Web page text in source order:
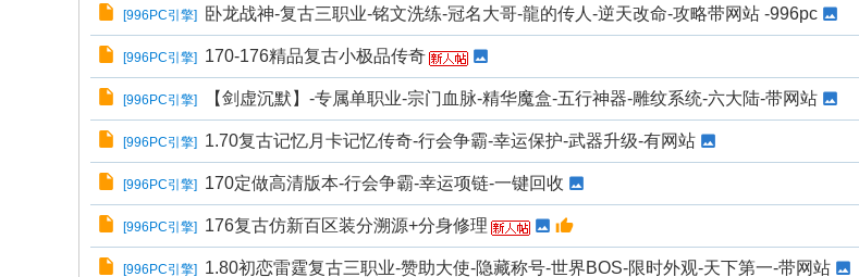
[996PC引擎] 卧龙战神-复古三职业-铭文洗练-冠名大哥-龍的传人-逆天改命-攻略带网站 -996pc
[996PC引擎] 170-176精品复古小极品传奇
[996PC引擎] 【剑虚沉默】-专属单职业-宗门血脉-精华魔盒-五行神器-雕纹系统-六大陆-带网站
[996PC引擎] 1.70复古记忆月卡记忆传奇-行会争霸-幸运保护-武器升级-有网站
[996PC引擎] 170定做高清版本-行会争霸-幸运项链-一键回收
[996PC引擎] 176复古仿新百区装分溯源+分身修理
[996PC引擎] 1.80初恋雷霆复古三职业-赞助大使-隐藏称号-世界BOS-限时外观-天下第一-带网站